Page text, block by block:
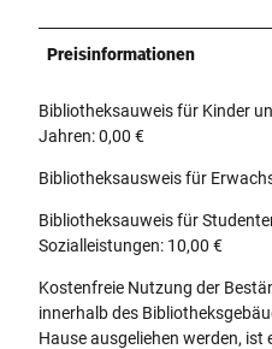
Preisinformationen
Bibliotheksauweis für Kinder
Jahren: 0,00 €
Bibliotheksausweis für
Bibliotheksauweis für
Sozialleistungen: 10,00 €
Kostenfreie Nutzung der
innerhalb des
Hause ausgeliehen werden,